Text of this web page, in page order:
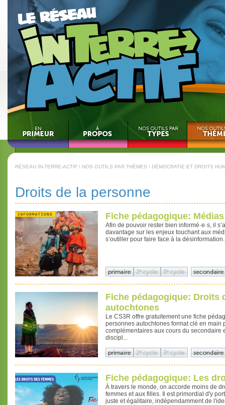
RÉSEAU IN-TERRE-ACTIF \ NOS OUTILS PAR THÈMES \ DÉMOCRATIE ET DROITS
Droits de la personne
Fiche pédagogique:
Afin de pouvoir rester bien informé·e·s, il
davantage sur les enjeux touchant aux
s’outiller pour faire face à la désinformation.
Fiche pédagogique: Droits
autochtones
Le CS3R offre gratuitement une fiche
personnes autochtones format clé en main
complémentaires aux cours du secondaire
discipl...
Fiche pédagogique: Les
À travers le monde, on accorde moins de
femmes et aux filles. Il est primordial d'y
juste et égalitaire, indépendamment de